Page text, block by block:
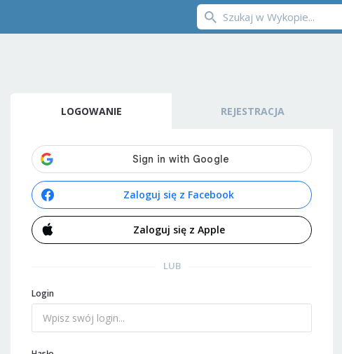
LOGOWANIE REJESTRACJA
Zaloguj się z Facebook
Zaloguj się z Apple
LUB
Login